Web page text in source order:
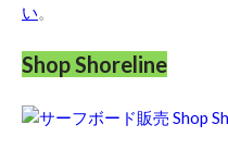
い。
Shop Shoreline